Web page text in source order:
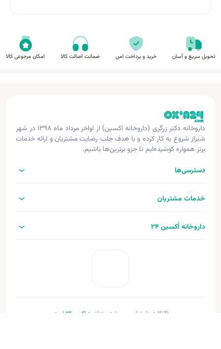
تحویل سریع و آسان خرید و پرداخت امن ضمانت اصالت کالا امکان مرجوعی کالا
داروخانه دکتر زرگری (داروخانه اکسین) از اواخر مرداد ماه ۱۳۹۸ در شهر
شیراز شروع به کار کرده و با هدف جلب رضایت مشتریان و ارائه خدمات
برتر همواره کوشیده‌ایم تا جزو برترین‌ها باشیم.
دسترسی‌ها
خدمات مشتریان
داروخانه اُکسین 24
کلیه حقوق این وب‌سایت متعلق به اکسین‌24
است.